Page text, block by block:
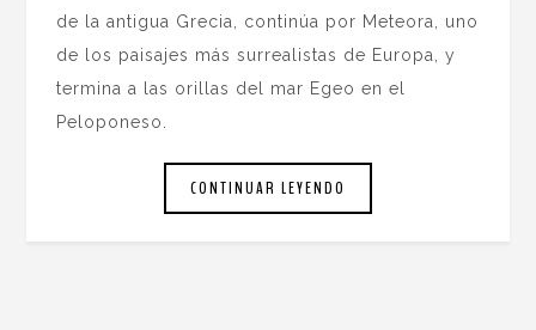
de la antigua Grecia, continúa por Meteora, uno
de los paisajes más surrealistas de Europa, y
termina a las orillas del mar Egeo en el
Peloponeso.
CONTINUAR LEYENDO